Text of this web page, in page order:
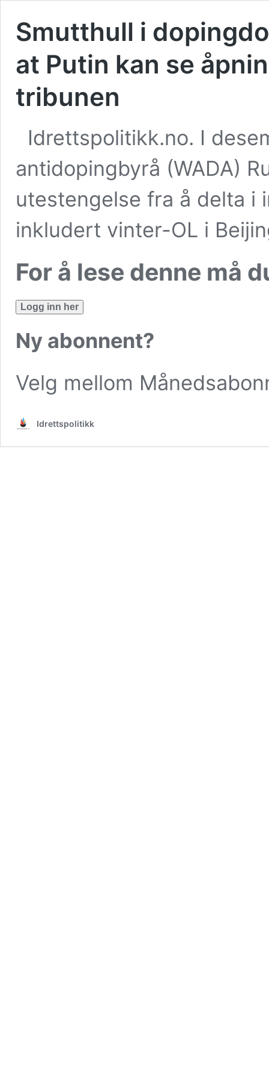
Smutthull i
at Putin kan se
tribunen
Idrettspolitikk.no. I
antidopingbyrå (WADA)
utestengelse fra å delta i
inkludert vinter-OL i
For å lese denne må
Logg inn her
Ny abonnent?
Velg mellom
Idrettspolitikk